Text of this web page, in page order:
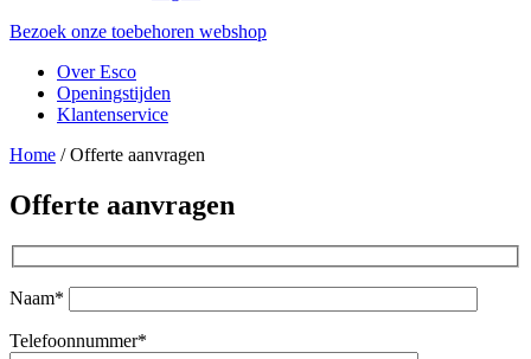
Bezoek onze toebehoren webshop
Over Esco
Openingstijden
Klantenservice
Home / Offerte aanvragen
Offerte aanvragen
Naam*
Telefoonnummer*